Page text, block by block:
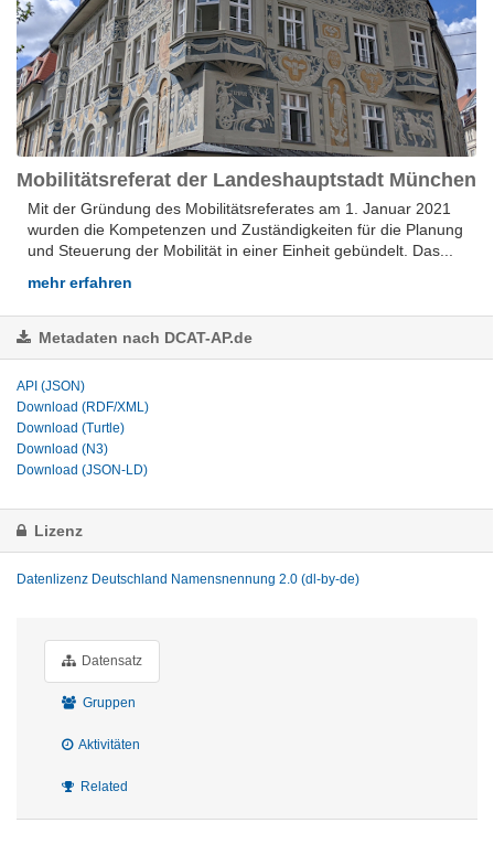
Mobilitätsreferat der Landeshauptstadt München
Mit der Gründung des Mobilitätsreferates am 1. Januar 2021
wurden die Kompetenzen und Zuständigkeiten für die Planung
und Steuerung der Mobilität in einer Einheit gebündelt. Das...
mehr erfahren
Metadaten nach DCAT-AP.de
API (JSON)
Download (RDF/XML)
Download (Turtle)
Download (N3)
Download (JSON-LD)
Lizenz
Datenlizenz Deutschland Namensnennung 2.0 (dl-by-de)
Datensatz
Gruppen
Aktivitäten
Related